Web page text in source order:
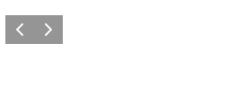
ZurückWeiter